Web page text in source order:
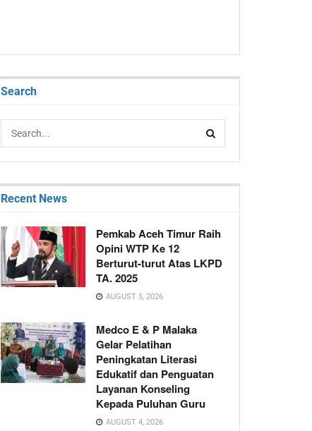
Search
Recent News
Pemkab Aceh Timur Raih
Opini WTP Ke 12
Berturut-turut Atas LKPD
TA. 2025
AUGUST 5, 2026
Medco E & P Malaka
Gelar Pelatihan
Peningkatan Literasi
Edukatif dan Penguatan
Layanan Konseling
Kepada Puluhan Guru
AUGUST 4, 2026